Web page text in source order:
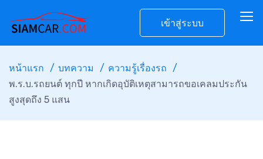
เข้าสู่ระบบ
หน้าแรก บทความ
ความรู้เรื่องรถ
พ.ร.บ.รถยนต์ ทุกปี หากเกิดอุบัติเหตุสามารถขอเคลมประกัน
สูงสุดถึง 5 แสน